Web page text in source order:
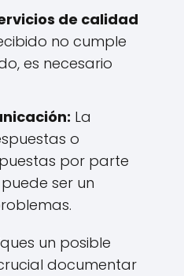
de calidad
no cumple
es necesario
La
o
por parte
ser un
un posible
documentar